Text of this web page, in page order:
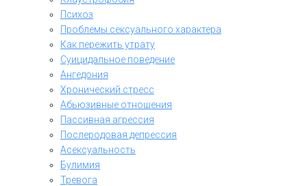
Психоз
Проблемы сексуального характера
Как пережить утрату
Суицидальное поведение
Ангедония
Хронический стресс
Абьюзивные отношения
Пассивная агрессия
Послеродовая депрессия
Асексуальность
Булимия
Тревога